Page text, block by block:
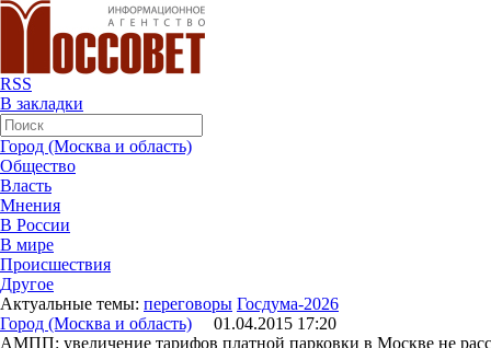
RSS
В закладки
Город (Москва и область)
Общество
Власть
Мнения
В России
В мире
Происшествия
Другое
Актуальные темы: переговоры Госдума-2026
Город (Москва и область) 01.04.2015 17:20
АМПП: увеличение тарифов платной парковки в Москве не